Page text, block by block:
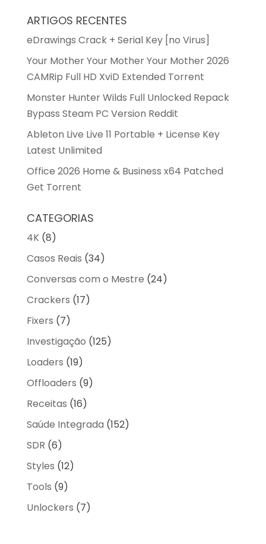
ARTIGOS RECENTES
eDrawings Crack + Serial Key [no Virus]
Your Mother Your Mother Your Mother 2026
CAMRip Full HD XviD Extended Torrent
Monster Hunter Wilds Full Unlocked Repack
Bypass Steam PC Version Reddit
Ableton Live Live 11 Portable + License Key
Latest Unlimited
Office 2026 Home & Business x64 Patched
Gеt Torгеnt
CATEGORIAS
4K(8)
Casos Reais (34)
Conversas com o Mestre (24)
Crackers (17)
Fixers (7)
Investigação (125)
Loaders (19)
Offloaders (9)
Receitas (16)
Saúde Integrada (152)
SDR (6)
Styles (12)
Tools (9)
Unlockers (7)